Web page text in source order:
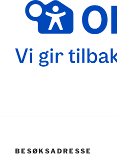
BESØKSADRESSE